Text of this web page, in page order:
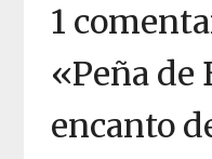
1
«Peña de
encanto